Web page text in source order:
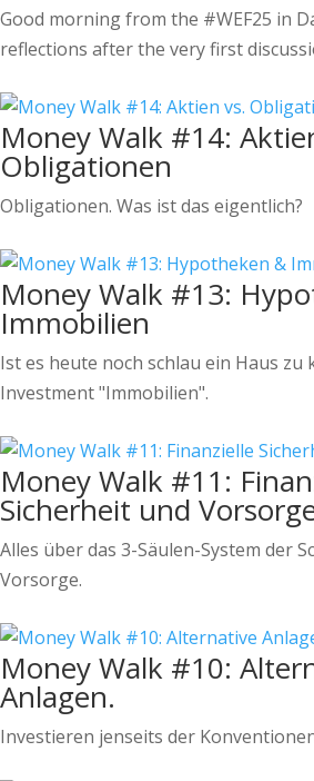
Good morning from the #WEF25 in
reflections after the very first
Money Walk #14:
Obligationen
Obligationen. Was ist das eigentlich?
Money Walk #13:
Immobilien
Ist es heute noch schlau ein Haus zu
Investment "Immobilien".
Money Walk #11:
Sicherheit und
Alles über das 3-Säulen-System der
Vorsorge.
Money Walk #10:
Anlagen.
Investieren jenseits der